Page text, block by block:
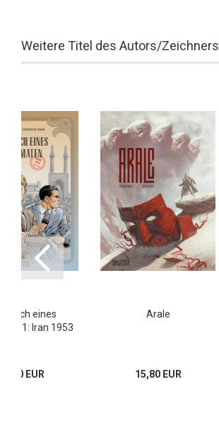
Weitere Titel des Autors/Zeichners
eines
1: Iran 1953
EUR
Arale
15,80 EUR